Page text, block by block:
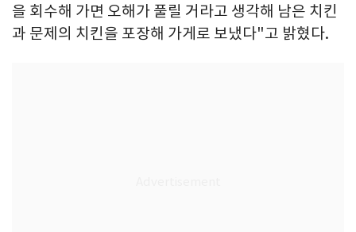
을 회수해 가면 오해가 풀릴 거라고 생각해 남은 치킨
과 문제의 치킨을 포장해 가게로 보냈다"고 밝혔다.